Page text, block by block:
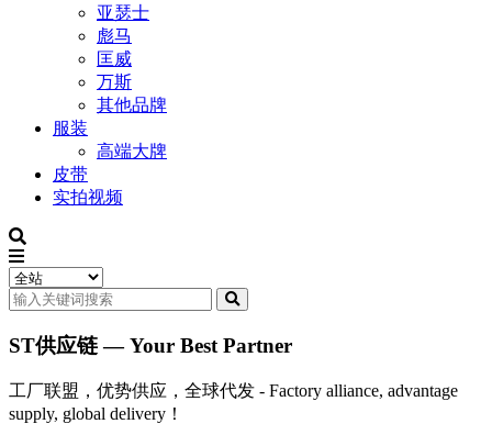
亚瑟士
彪马
匡威
万斯
其他品牌
服装
高端大牌
皮带
实拍视频
ST供应链 — Your Best Partner
工厂联盟，优势供应，全球代发 - Factory alliance, advantage
supply, global delivery！